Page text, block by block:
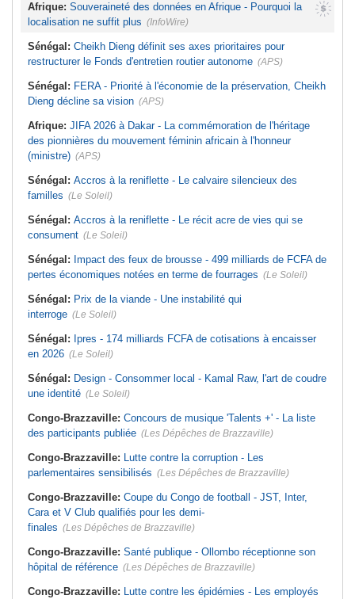
Afrique: Souveraineté des données en Afrique - Pourquoi la
localisation ne suffit plus (InfoWire)
Sénégal: Cheikh Dieng définit ses axes prioritaires pour
restructurer le Fonds d'entretien routier autonome (APS)
Sénégal: FERA - Priorité à l'économie de la préservation, Cheikh
Dieng décline sa vision (APS)
Afrique: JIFA 2026 à Dakar - La commémoration de l'héritage
des pionnières du mouvement féminin africain à l'honneur
(ministre) (APS)
Sénégal: Accros à la reniflette - Le calvaire silencieux des
familles (Le Soleil)
Sénégal: Accros à la reniflette - Le récit acre de vies qui se
consument (Le Soleil)
Sénégal: Impact des feux de brousse - 499 milliards de FCFA de
pertes économiques notées en terme de fourrages (Le Soleil)
Sénégal: Prix de la viande - Une instabilité qui
interroge (Le Soleil)
Sénégal: Ipres - 174 milliards FCFA de cotisations à encaisser
en 2026 (Le Soleil)
Sénégal: Design - Consommer local - Kamal Raw, l'art de coudre
une identité (Le Soleil)
Congo-Brazzaville: Concours de musique 'Talents +' - La liste
des participants publiée (Les Dépêches de Brazzaville)
Congo-Brazzaville: Lutte contre la corruption - Les
parlementaires sensibilisés (Les Dépêches de Brazzaville)
Congo-Brazzaville: Coupe du Congo de football - JST, Inter,
Cara et V Club qualifiés pour les demi-
finales (Les Dépêches de Brazzaville)
Congo-Brazzaville: Santé publique - Ollombo réceptionne son
hôpital de référence (Les Dépêches de Brazzaville)
Congo-Brazzaville: Lutte contre les épidémies - Les employés